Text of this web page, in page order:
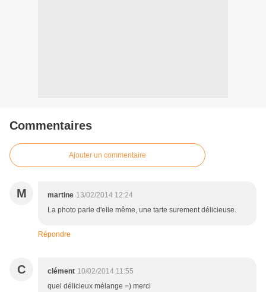
Commentaires
Ajouter un commentaire
M martine 13/02/2014 12:24
La photo parle d'elle même, une tarte surement délicieuse.
Répondre
C clément 10/02/2014 11:55
quel délicieux mélange =) merci